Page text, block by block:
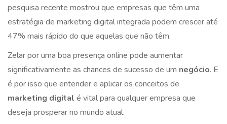
pesquisa recente mostrou que empresas que têm uma
estratégia de marketing digital integrada podem crescer até
47% mais rápido do que aquelas que não têm.
Zelar por uma boa presença online pode aumentar
significativamente as chances de sucesso de um negócio. E
é por isso que entender e aplicar os conceitos de
marketing digital é vital para qualquer empresa que
deseja prosperar no mundo atual.